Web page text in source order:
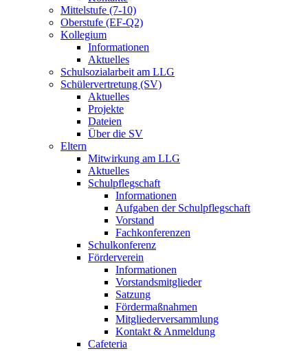
Mittelstufe (7-10)
Oberstufe (EF-Q2)
Kollegium
Informationen
Aktuelles
Schulsozialarbeit am LLG
Schülervertretung (SV)
Aktuelles
Projekte
Dateien
Über die SV
Eltern
Mitwirkung am LLG
Aktuelles
Schulpflegschaft
Informationen
Aufgaben der Schulpflegschaft
Vorstand
Fachkonferenzen
Schulkonferenz
Förderverein
Informationen
Vorstandsmitglieder
Satzung
Fördermaßnahmen
Mitgliederversammlung
Kontakt & Anmeldung
Cafeteria